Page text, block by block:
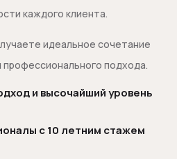
каждого клиента.
идеальное сочетание
подхода.
и высочайший уровень
с 10 летним стажем